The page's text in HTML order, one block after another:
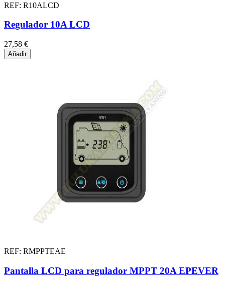
REF: R10ALCD
Regulador 10A LCD
27,58 €
Añadir
REF: RMPPTEAE
Pantalla LCD para regulador MPPT 20A EPEVER